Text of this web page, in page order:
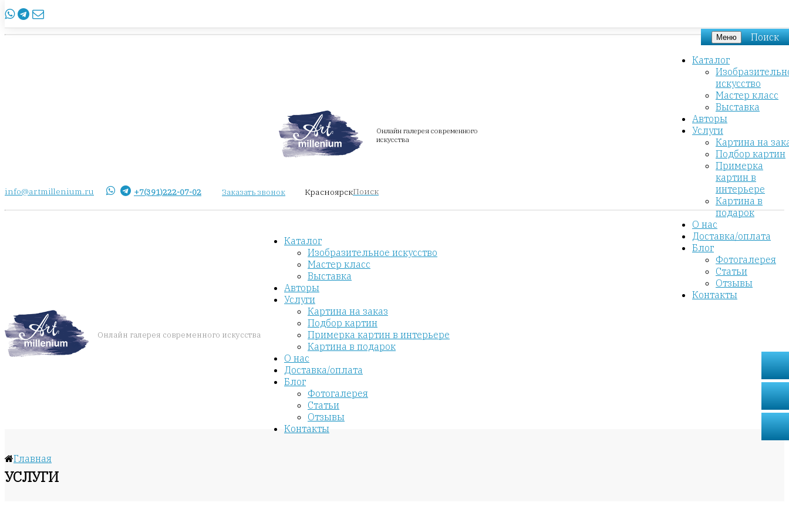
info@artmillenium.ru
Онлайн галерея современного
искусства
Меню
Поиск
Каталог
искусство
Мастер класс
Выставка
Авторы
Услуги
Картина на
Подбор картин
Примерка
картин в
интерьере
Картина в
подарок
О нас
Доставка/оплата
Блог
Фотогалерея
Статьи
Отзывы
Контакты
info@artmillenium.ru +7(391)222-07-02 Заказать звонок КрасноярскПоиск
Онлайн галерея современного искусства
Каталог
Изобразительное искусство
Мастер класс
Выставка
Авторы
Услуги
Картина на заказ
Подбор картин
Примерка картин в интерьере
Картина в подарок
О нас
Доставка/оплата
Блог
Фотогалерея
Статьи
Отзывы
Контакты
Главная
УСЛУГИ